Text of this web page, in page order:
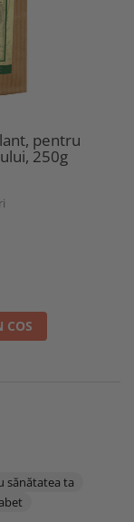
pentru
250g
COS
sănătatea ta